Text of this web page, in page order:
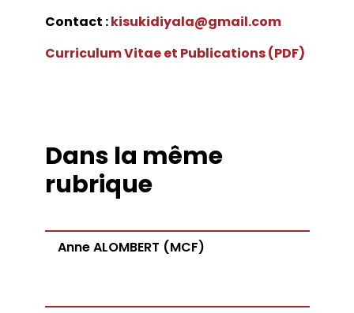
Contact :kisukidiyala@gmail.com
Curriculum Vitae et Publications (PDF)
Dans la même
rubrique
Anne ALOMBERT (MCF)